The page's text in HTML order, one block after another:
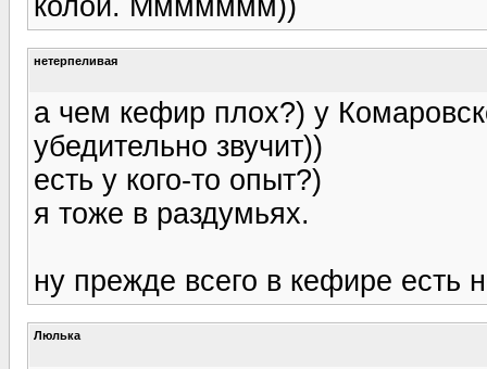
нетерпеливая
а чем кефир плох?) у
убедительно звучит))
есть у кого-то опыт?)
я тоже в раздумьях.
ну прежде всего в кефире есть
Люлька